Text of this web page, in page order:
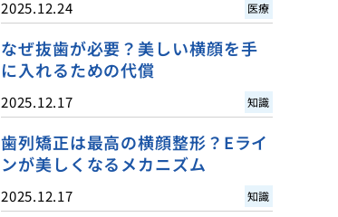
2025.12.24 医療
なぜ抜歯が必要？美しい横顔を手
に入れるための代償
2025.12.17 知識
歯列矯正は最高の横顔整形？Eライ
ンが美しくなるメカニズム
2025.12.17 知識